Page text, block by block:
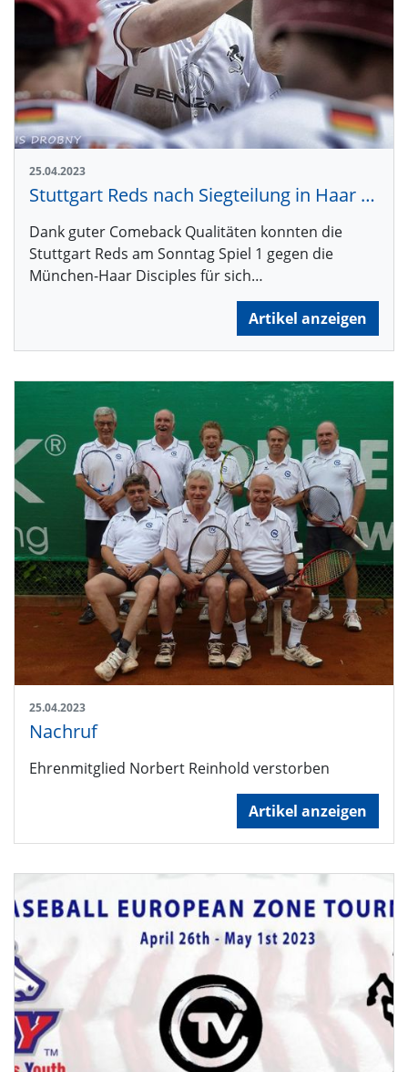
25.04.2023
Stuttgart Reds nach Siegteilung in Haar weiter auf Erfolgskurs
Dank guter Comeback Qualitäten konnten die
Stuttgart Reds am Sonntag Spiel 1 gegen die
München-Haar Disciples für sich…
Artikel anzeigen
25.04.2023
Nachruf
Ehrenmitglied Norbert Reinhold verstorben
Artikel anzeigen